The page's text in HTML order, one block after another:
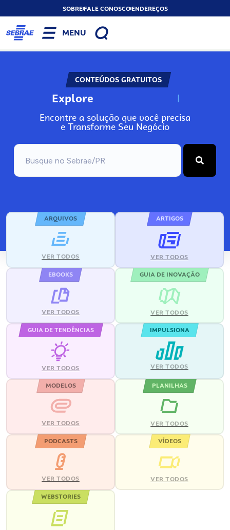
SOBREFALE CONOSCOENDEREÇOS
MENU
CONTEÚDOS GRATUITOS
Explore N
Encontre a solução que você precisa
e Transforme Seu Negócio
ARQUIVOS
VER TODOS
ARTIGOS
VER TODOS
EBOOKS
VER TODOS
GUIA DE INOVAÇÃO
VER TODOS
GUIA DE TENDÊNCIAS
VER TODOS
IMPULSIONA
VER TODOS
MODELOS
VER TODOS
PLANILHAS
VER TODOS
PODCASTS
VER TODOS
VÍDEOS
VER TODOS
WEBSTORIES